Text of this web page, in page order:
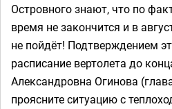
Островного знают, что по
время не закончится и в
не пойдёт! Подтверждением
расписание вертолета до
Александровна Огинова
проясните ситуацию с